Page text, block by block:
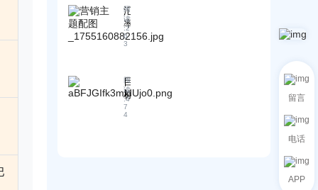
战
应
用
验
！
A
B
客
C
如
何
用
“
球
营
销
的
协
作
流
汇
率
波
动
外
贸
企
业
阅
读
:2
6
3
目
标
市
场
阅
读
:4
7
4
留言
电话
APP